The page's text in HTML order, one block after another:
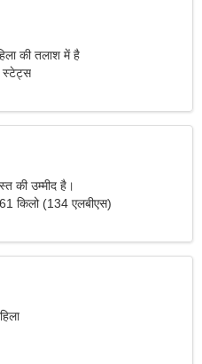
की तलाश में है
स्टेट्स
की उम्मीद है।
किलो (134 एलबीएस)